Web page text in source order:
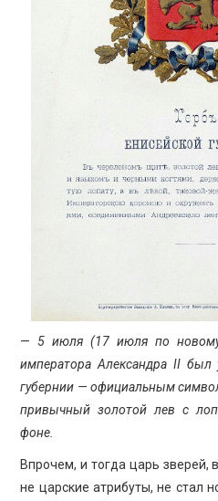
—5 июля (17 июля по
императора Александра II был
губернии — официальным
привычный золотой лев с
фоне.
Впрочем, и тогда царь зверей,
не царские атрибуты, не стал